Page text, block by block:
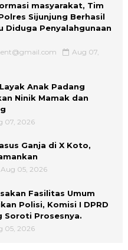
masyarakat, Tim
Sijunjung Berhasil
Diduga Penyalahgunaan
Aug 07,
Anak Padang
Ninik Mamak dan
07, 2026
Ganja di X Koto,
Aug 05, 2026
Fasilitas Umum
Polisi, Komisi I DPRD
Soroti Prosesnya.
05, 2026